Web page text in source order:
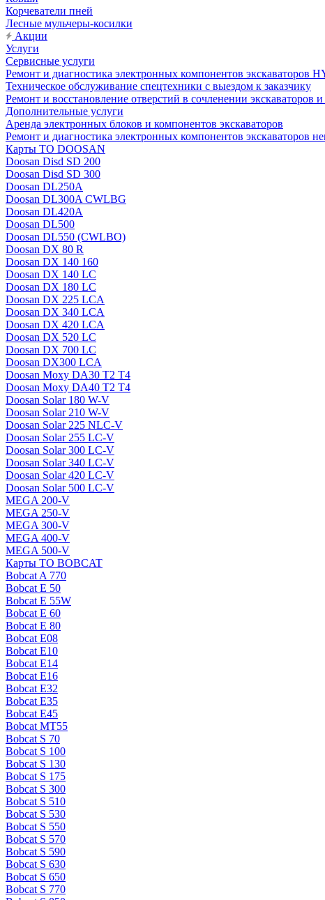
Корчеватели пней
Лесные мульчеры-косилки
Акции
Услуги
Сервисные услуги
Ремонт и диагностика электронных компонентов экскаваторов
Техническое обслуживание спецтехники с выездом к заказчику
Ремонт и восстановление отверстий в сочленении экскаваторов и
Дополнительные услуги
Аренда электронных блоков и компонентов экскаваторов
Ремонт и диагностика электронных компонентов экскаваторов
Карты ТО DOOSAN
Doosan Disd SD 200
Doosan Disd SD 300
Doosan DL250A
Doosan DL300A CWLBG
Doosan DL420A
Doosan DL500
Doosan DL550 (CWLBO)
Doosan DX 80 R
Doosan DX 140 160
Doosan DX 140 LC
Doosan DX 180 LC
Doosan DX 225 LCA
Doosan DX 340 LCA
Doosan DX 420 LCA
Doosan DX 520 LC
Doosan DX 700 LC
Doosan DX300 LCA
Doosan Moxy DA30 T2 T4
Doosan Moxy DA40 T2 T4
Doosan Solar 180 W-V
Doosan Solar 210 W-V
Doosan Solar 225 NLC-V
Doosan Solar 255 LC-V
Doosan Solar 300 LC-V
Doosan Solar 340 LC-V
Doosan Solar 420 LC-V
Doosan Solar 500 LC-V
MEGA 200-V
MEGA 250-V
MEGA 300-V
MEGA 400-V
MEGA 500-V
Карты ТО BOBCAT
Bobcat A 770
Bobcat E 50
Bobcat E 55W
Bobcat E 60
Bobcat E 80
Bobcat E08
Bobcat E10
Bobcat E14
Bobcat E16
Bobcat E32
Bobcat E35
Bobcat E45
Bobcat MT55
Bobcat S 70
Bobcat S 100
Bobcat S 130
Bobcat S 175
Bobcat S 300
Bobcat S 510
Bobcat S 530
Bobcat S 550
Bobcat S 570
Bobcat S 590
Bobcat S 630
Bobcat S 650
Bobcat S 770